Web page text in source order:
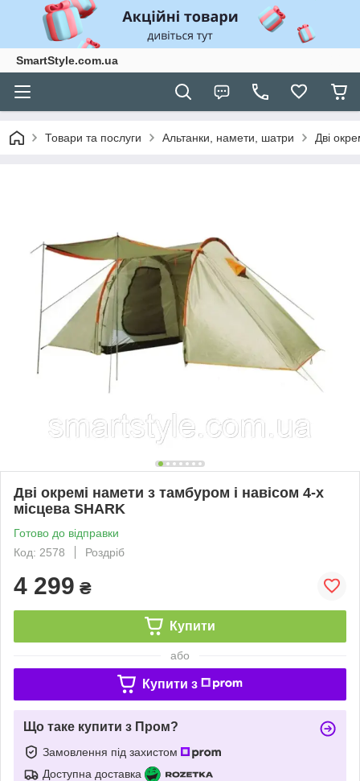
SmartStyle.com.ua
Товари та послуги Альтанки, намети, шатри Дві
Дві окремі намети з тамбуром і навісом 4-х
місцева SHARK
Готово до відправки
Код: 2578
Роздріб
4 299 ₴
Купити
або
Купити з
Що таке купити з Пром?
Замовлення під захистом
Доступна доставка